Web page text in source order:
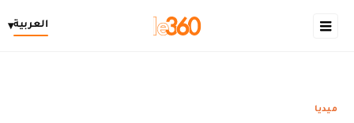
العربية▾
ميديا